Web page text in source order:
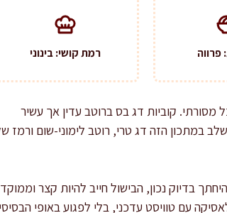
פרווה רמת קושי: בינוני
מסורתי. קוביות דג בס ברוטב עדין אך עשיר
במתכון הזה דג טרי, רוטב לימוני-שום ורמז
בדיוק נכון, הבישול חייב להיות קצר
עם טוויסט עדכני, בלי לפגוע באופי הבסיסי